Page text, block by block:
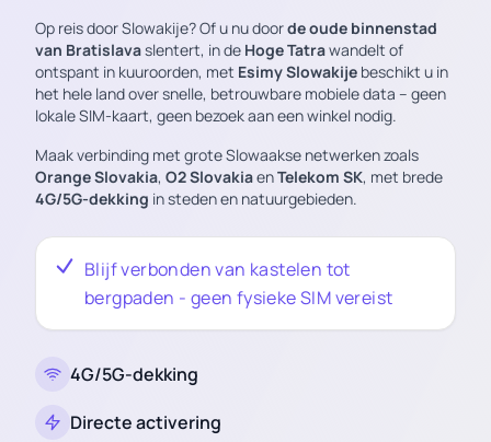
Op reis door Slowakije? Of u nu doorde oude binnenstad
van Bratislavaslentert, in de Hoge Tatrawandelt of
ontspant in kuuroorden, met Esimy Slowakije beschikt u in
het hele land over snelle, betrouwbare mobiele data – geen
lokale SIM-kaart, geen bezoek aan een winkel nodig.
Maak verbinding met grote Slowaakse netwerken zoals
Orange Slovakia, O2 SlovakiaenTelekom SK, met brede
4G/5G-dekking in steden en natuurgebieden.
Blijf verbonden van kastelen tot
bergpaden - geen fysieke SIM vereist
4G/5G-dekking
Directe activering